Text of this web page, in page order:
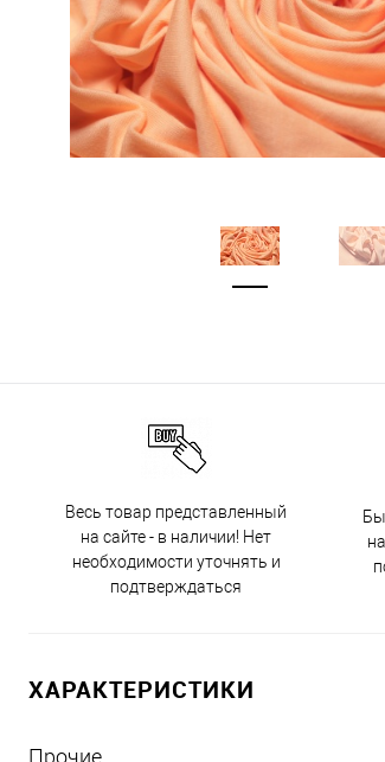
Весь товар представленный
на сайте - в наличии! Нет
необходимости уточнять и
подтверждаться
ХАРАКТЕРИСТИКИ
Прочие